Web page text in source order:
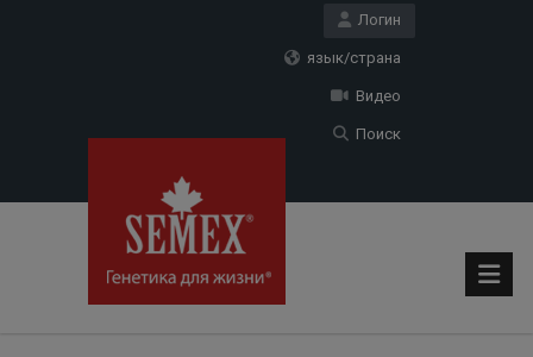
Логин
язык/страна
Видео
Поиск